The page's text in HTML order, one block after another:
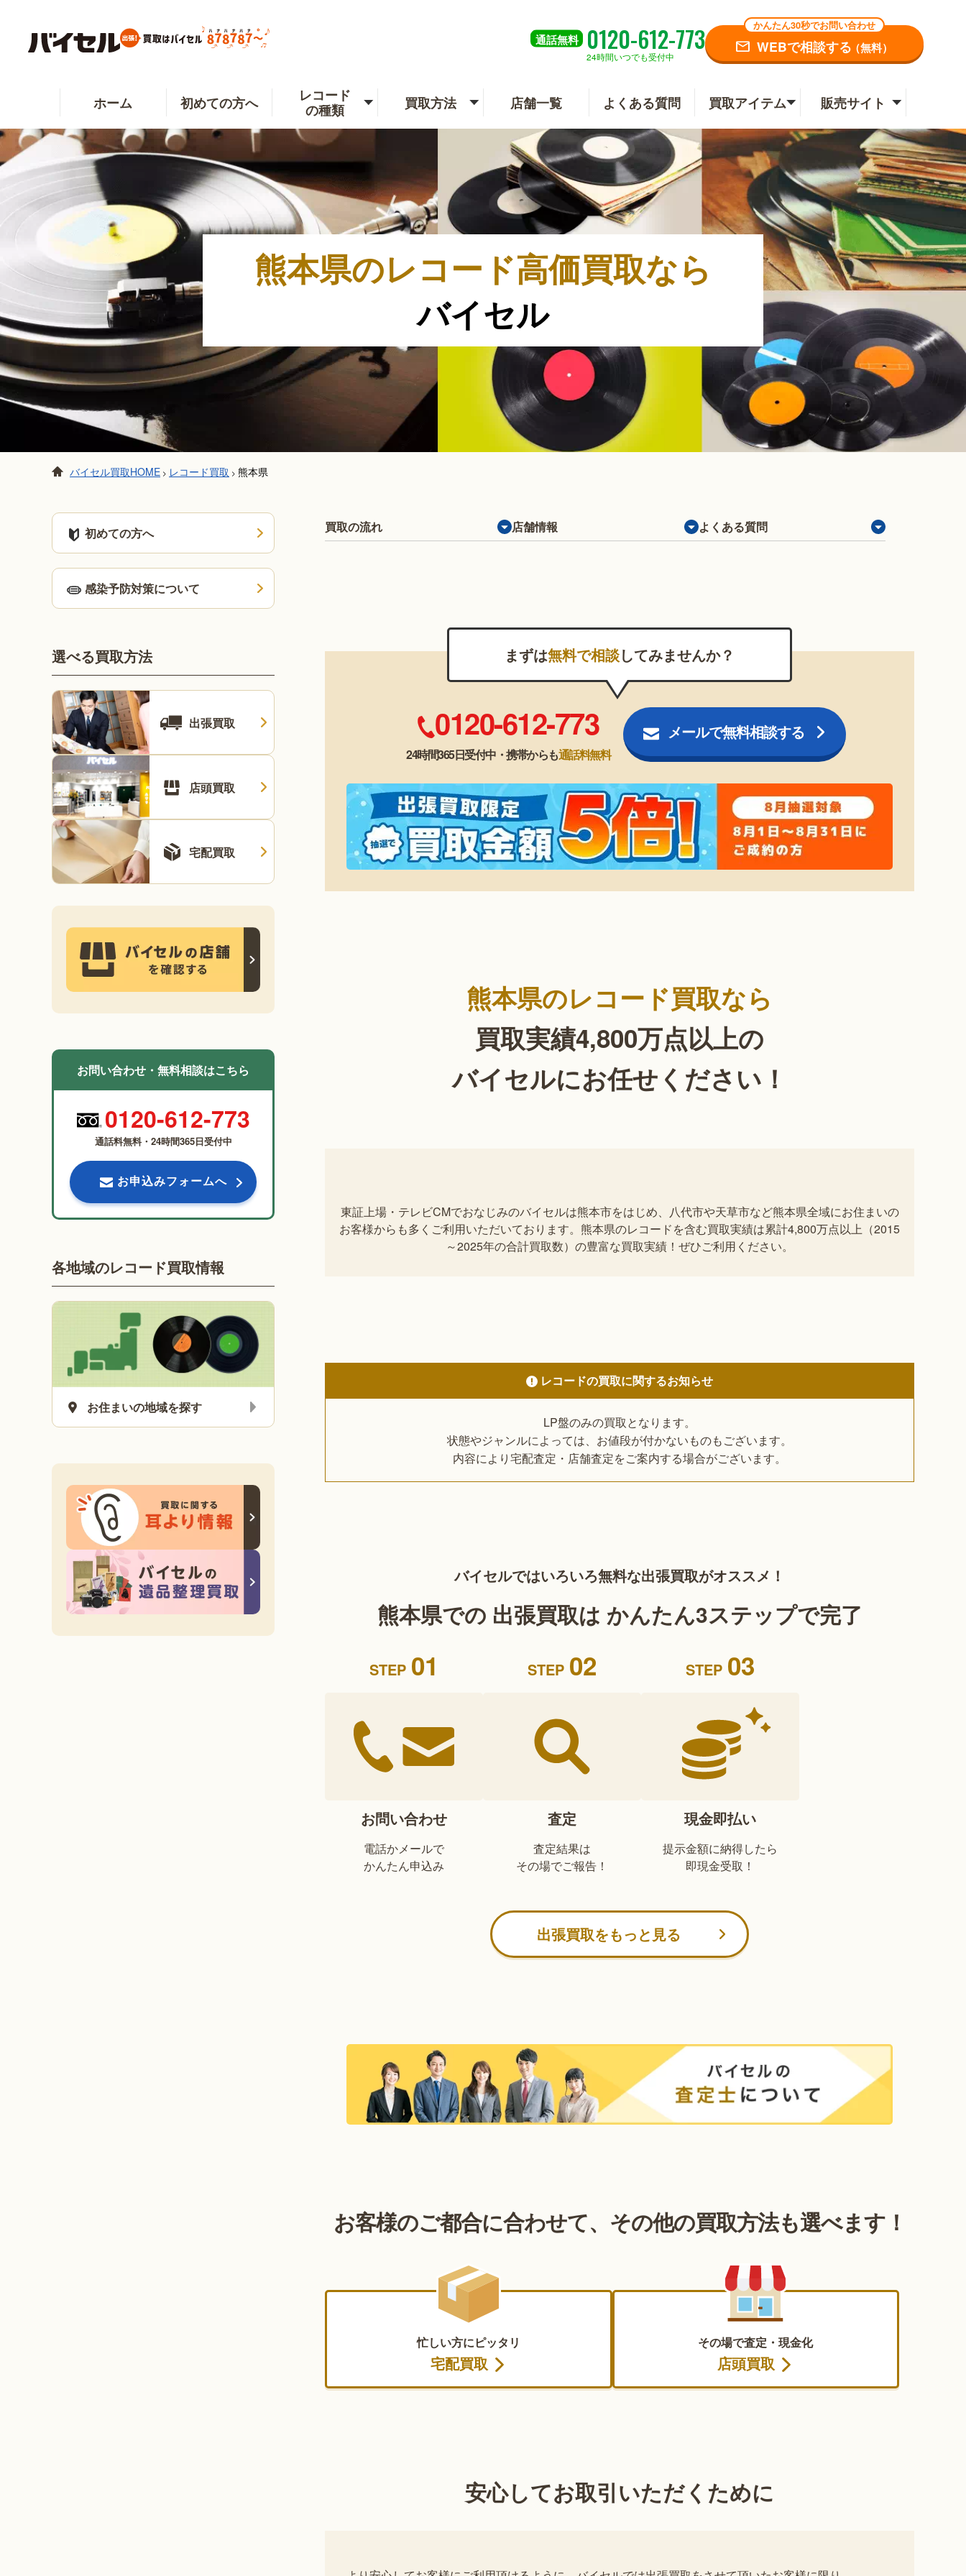
通話無料 0120-612-773
24時間いつでも受付中
かんたん30秒でお問い合わせ
WEBで相談する（無料）
ホーム 初めての方へ
レコード
の種類
買取方法 店舗一覧 よくある質問 買取アイテム 販売サイト
熊本県のレコード高価買取なら
バイセル
バイセル買取HOME > レコード買取 > 熊本県
買取の流れ 店舗情報 よくある質問
まずは無料で相談してみませんか？
0120-612-773
24時間365日受付中・携帯からも通話料無料
メールで無料相談する
熊本県のレコード買取なら
買取実績4,800万点以上の
バイセルにお任せください！
東証上場・テレビCMでおなじみのバイセルは熊本市をはじめ、八代市や天草市など熊本県全域にお住まいの
お客様からも多くご利用いただいております。熊本県のレコードを含む買取実績は累計4,800万点以上（2015
～2025年の合計買取数）の豊富な買取実績！ぜひご利用ください。
レコードの買取に関するお知らせ
LP盤のみの買取となります。
状態やジャンルによっては、お値段が付かないものもございます。
内容により宅配査定・店舗査定をご案内する場合がございます。
バイセルではいろいろ無料な出張買取がオススメ！
熊本県での 出張買取は かんたん3ステップで完了
STEP 01
お問い合わせ
電話かメールで
かんたん申込み
STEP 02
査定
査定結果は
その場でご報告！
STEP 03
現金即払い
提示金額に納得したら
即現金受取！
出張買取をもっと見る
お客様のご都合に合わせて、 その他の買取方法も選べます！
忙しい方にピッタリ
宅配買取
その場で査定・現金化
店頭買取
安心してお取引いただくために
初めての方へ
感染予防対策について
選べる買取方法
出張買取
店頭買取
宅配買取
お問い合わせ・無料相談はこちら
0120-612-773
通話料無料・24時間365日受付中
お申込みフォームへ
各地域のレコード買取情報
お住まいの地域を探す